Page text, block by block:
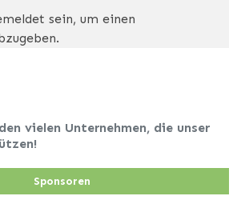
sein, um einen
vielen Unternehmen, die unser
Sponsoren